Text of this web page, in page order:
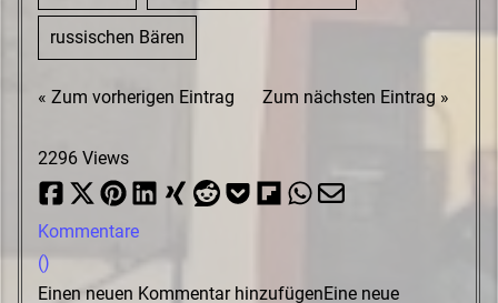
russischen Bären
« Zum vorherigen Eintrag Zum nächsten Eintrag »
2296 Views
Kommentare
()
Einen neuen Kommentar hinzufügenEine neue